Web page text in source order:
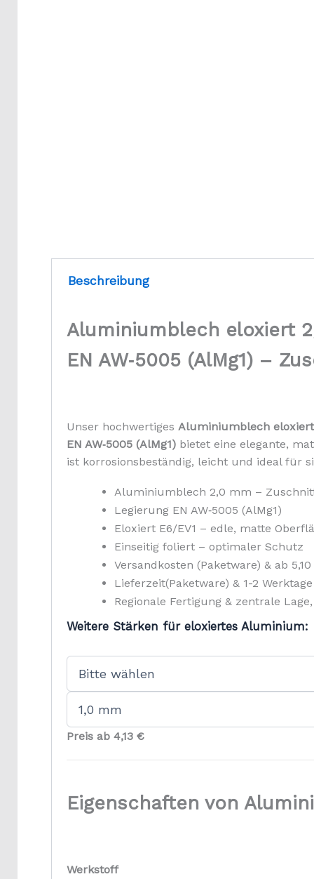
Beschreibung
Aluminiumblech eloxiert
EN AW‑5005 (AlMg1) –
Unser hochwertiges Aluminiumblech
EN AW‑5005 (AlMg1)bietet eine elegante,
ist korrosionsbeständig, leicht und ideal für
Aluminiumblech 2,0 mm –
Legierung EN AW‑5005 (AlMg1)
Eloxiert E6/EV1 – edle, matte
Einseitig foliert – optimaler Schutz
Versandkosten (Paketware) & ab
Lieferzeit(Paketware) & 1-2
Regionale Fertigung & zentrale
Weitere Stärken für eloxiertes Aluminium:
Preis ab 4,13 €
Eigenschaften von
Werkstoff